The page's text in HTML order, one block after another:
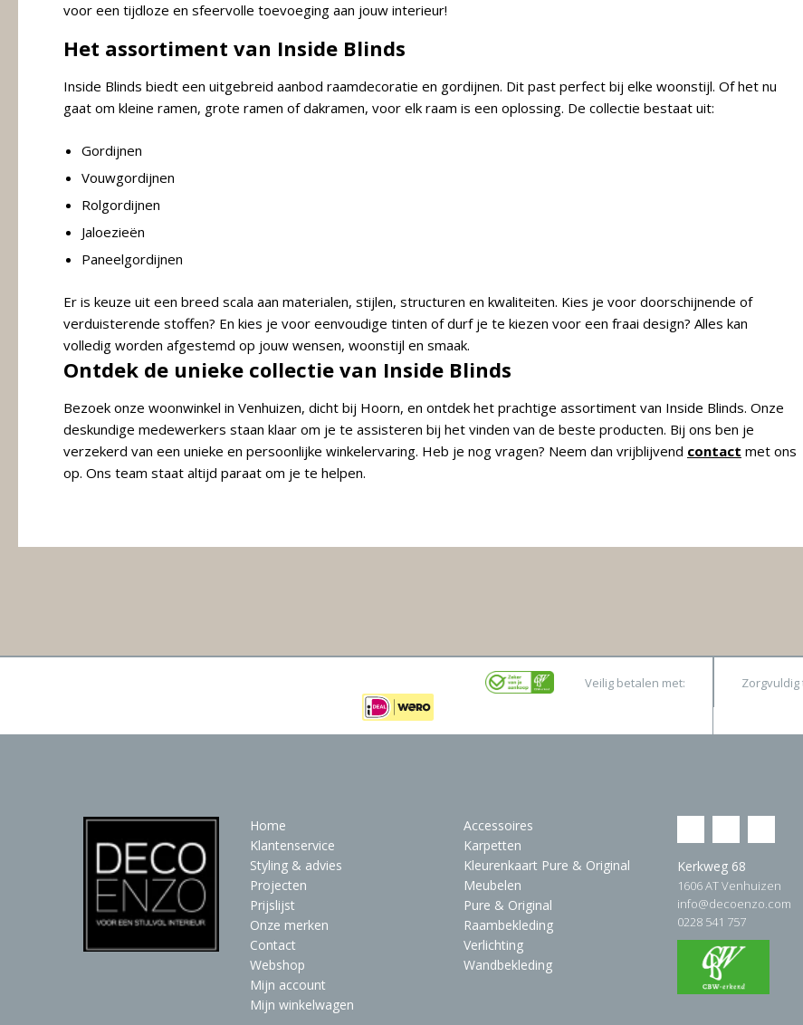
voor een tijdloze en sfeervolle toevoeging aan jouw interieur!
Het assortiment van Inside Blinds
Inside Blinds biedt een uitgebreid aanbod raamdecoratie en gordijnen. Dit past perfect bij elke woonstijl. Of het nu
gaat om kleine ramen, grote ramen of dakramen, voor elk raam is een oplossing. De collectie bestaat uit:
Gordijnen
Vouwgordijnen
Rolgordijnen
Jaloezieën
Paneelgordijnen
Er is keuze uit een breed scala aan materialen, stijlen, structuren en kwaliteiten. Kies je voor doorschijnende of
verduisterende stoffen? En kies je voor eenvoudige tinten of durf je te kiezen voor een fraai design? Alles kan
volledig worden afgestemd op jouw wensen, woonstijl en smaak.
Ontdek de unieke collectie van Inside Blinds
Bezoek onze woonwinkel in Venhuizen, dicht bij Hoorn, en ontdek het prachtige assortiment van Inside Blinds. Onze
deskundige medewerkers staan klaar om je te assisteren bij het vinden van de beste producten. Bij ons ben je
verzekerd van een unieke en persoonlijke winkelervaring. Heb je nog vragen? Neem dan vrijblijvend contact met ons
op. Ons team staat altijd paraat om je te helpen.
Veilig betalen met:
Home
Klantenservice
Styling & advies
Projecten
Prijslijst
Onze merken
Contact
Webshop
Mijn account
Mijn winkelwagen
Accessoires
Karpetten
Kleurenkaart Pure & Original
Meubelen
Pure & Original
Raambekleding
Verlichting
Wandbekleding
Kerkweg 68
1606 AT Venhuizen
info@decoenzo.com
0228 541 757